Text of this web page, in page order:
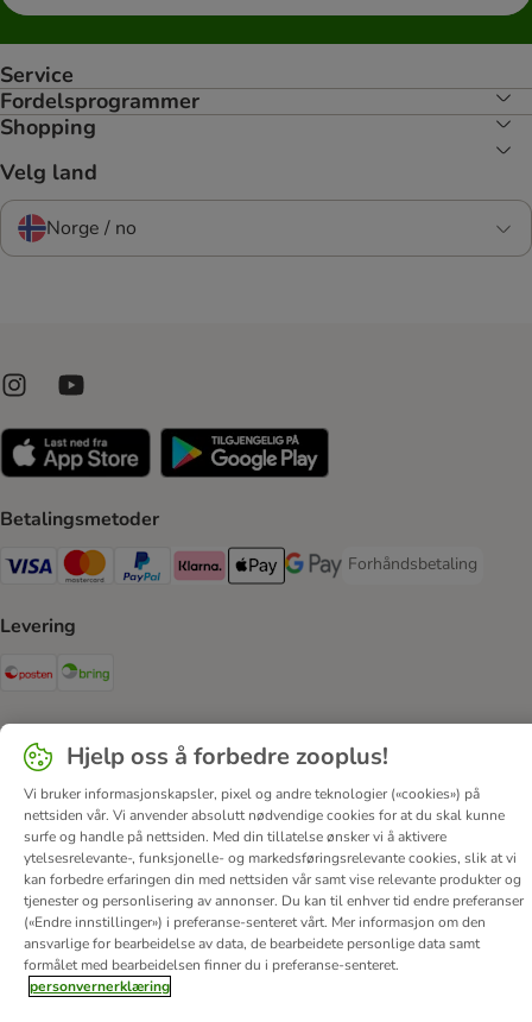
Service
Fordelsprogrammer
Shopping
Velg land
Norge / no
Betalingsmetoder
Visa Payment Method
Mastercard Payment Method
PayPal Payment Method
Klarna Payment Method
Apple Pay Payment Method
Google Pay Payment Method
Forhåndsbetaling
Forhåndsbetaling
Levering
Posten Shipping Method
Sikkerhet
Security
Om oss Karriere Corporate Website
Firmainformasjon
DSA
Vilkår & betingelser Personvern
Angre avtalen her
Kontakt
Frakt & levering
Betalingsmetoder
Tilgjengelighetserklæring
Hjelp oss å forbedre zooplus!
Vi bruker informasjonskapsler, pixel og andre teknologier («cookies») på
nettsiden vår. Vi anvender absolutt nødvendige cookies for at du skal kunne
surfe og handle på nettsiden. Med din tillatelse ønsker vi å aktivere
ytelsesrelevante-, funksjonelle- og markedsføringsrelevante cookies, slik at vi
kan forbedre erfaringen din med nettsiden vår samt vise relevante produkter og
tjenester og personlisering av annonser. Du kan til enhver tid endre preferanser
(«Endre innstillinger») i preferanse-senteret vårt. Mer informasjon om den
ansvarlige for bearbeidelse av data, de bearbeidete personlige data samt
formålet med bearbeidelsen finner du i preferanse-senteret.
personvernerklæring